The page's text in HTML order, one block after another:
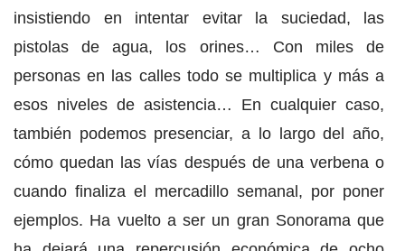
insistiendo en intentar evitar la suciedad, las
pistolas de agua, los orines… Con miles de
personas en las calles todo se multiplica y más a
esos niveles de asistencia… En cualquier caso,
también podemos presenciar, a lo largo del año,
cómo quedan las vías después de una verbena o
cuando finaliza el mercadillo semanal, por poner
ejemplos. Ha vuelto a ser un gran Sonorama que